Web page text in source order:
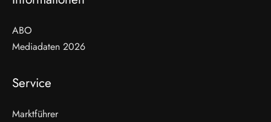
ABO
Mediadaten 2026
Service
Marktführer